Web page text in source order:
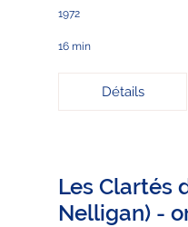
1972
16 min
Détails
Les Clartés
Nelligan) -